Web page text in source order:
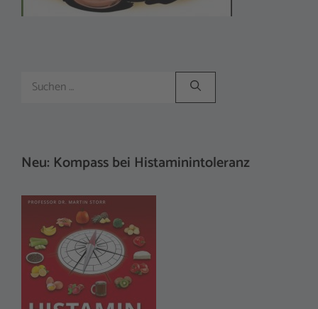
Suchen
nach:
Neu: Kompass bei Histaminintoleranz